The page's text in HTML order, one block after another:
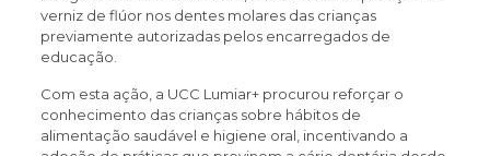
verniz de flúor nos dentes molares das crianças
previamente autorizadas pelos encarregados de
educação.
Com esta ação, a UCC Lumiar+ procurou reforçar o
conhecimento das crianças sobre hábitos de
alimentação saudável e higiene oral, incentivando a